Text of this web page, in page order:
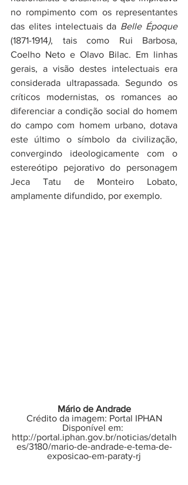
no rompimento com os representantes
das elites intelectuais da
Belle Époque
(1871-1914), tais como Rui Barbosa,
Coelho Neto e Olavo Bilac. Em linhas
gerais, a visão destes intelectuais era
considerada ultrapassada. Segundo os
críticos modernistas, os romances ao
diferenciar a condição social do homem
do campo com homem urbano, dotava
este último o símbolo da civilização,
convergindo ideologicamente com o
estereótipo pejorativo do personagem
Jeca Tatu de Monteiro Lobato,
amplamente difundido, por exemplo.
Mário de Andrade
Crédito da imagem: Portal IPHAN
Disponível em:
http://portal.iphan.gov.br/noticias/detalh
es/3180/mario-de-andrade-e-tema-de-
exposicao-em-paraty-rj